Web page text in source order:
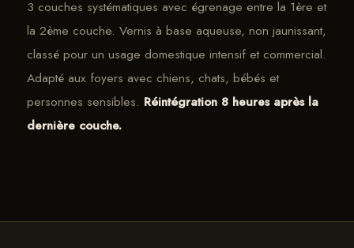
3 couches systématiques avec égrenage entre la 1ère et
la 2ème couche. Vernis à base aqueuse, non jaunissant,
classé pour un usage domestique intensif et commercial.
Adapté aux foyers avec chiens, chats, bébés et
personnes sensibles. Réintégration 8 heures après la
dernière couche.